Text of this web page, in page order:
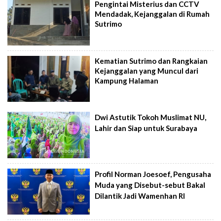
Pengintai Misterius dan CCTV
Mendadak, Kejanggalan di Rumah
Sutrimo
Kematian Sutrimo dan Rangkaian
Kejanggalan yang Muncul dari
Kampung Halaman
Dwi Astutik Tokoh Muslimat NU,
Lahir dan Siap untuk Surabaya
Profil Norman Joesoef, Pengusaha
Muda yang Disebut-sebut Bakal
Dilantik Jadi Wamenhan RI